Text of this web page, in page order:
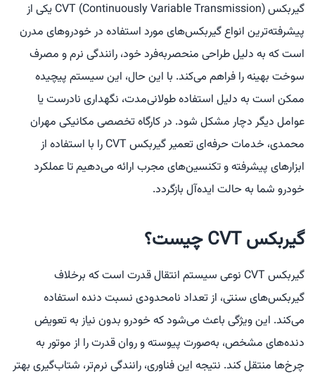
گیربکس CVT (Continuously Variable Transmission) یکی از
پیشرفته‌ترین انواع گیربکس‌های مورد استفاده در خودروهای مدرن
است که به دلیل طراحی منحصربه‌فرد خود، رانندگی نرم و مصرف
سوخت بهینه را فراهم می‌کند. با این حال، این سیستم پیچیده
ممکن است به دلیل استفاده طولانی‌مدت، نگهداری نادرست یا
عوامل دیگر دچار مشکل شود. در کارگاه تخصصی مکانیکی مهران
محمدی، خدمات حرفه‌ای تعمیر گیربکس CVT را با استفاده از
ابزارهای پیشرفته و تکنسین‌های مجرب ارائه می‌دهیم تا عملکرد
خودرو شما به حالت ایده‌آل بازگردد.
گیربکس CVT چیست؟
گیربکس CVT نوعی سیستم انتقال قدرت است که برخلاف
گیربکس‌های سنتی، از تعداد نامحدودی نسبت دنده استفاده
می‌کند. این ویژگی باعث می‌شود که خودرو بدون نیاز به تعویض
دنده‌های مشخص، به‌صورت پیوسته و روان قدرت را از موتور به
چرخ‌ها منتقل کند. نتیجه این فناوری، رانندگی نرم‌تر، شتاب‌گیری بهتر